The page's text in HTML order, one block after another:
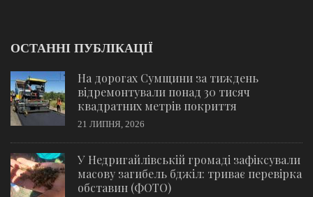
ОСТАННІ ПУБЛІКАЦІЇ
На дорогах Сумщини за тиждень
відремонтували понад 30 тисяч
квадратних метрів покриття
21 ЛИПНЯ, 2026
У Недригайлівській громаді зафіксували
масову загибель бджіл: триває перевірка
обставин (ФОТО)